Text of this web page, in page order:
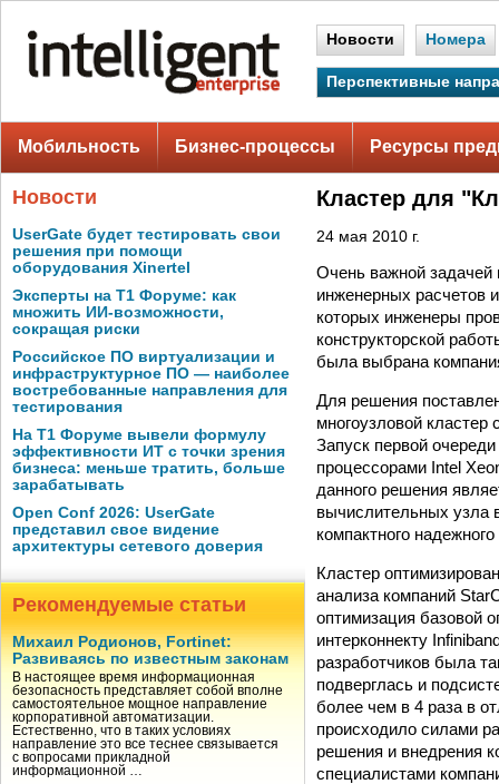
Новости Номера
Перспективные
Мобильность Бизнес-процессы Ресурсы
Новости
UserGate будет тестировать свои
решения при помощи
оборудования Xinertel
Эксперты на Т1 Форуме: как
множить ИИ-возможности,
сокращая риски
Российское ПО виртуализации и
инфраструктурное ПО — наиболее
востребованные направления для
тестирования
На Т1 Форуме вывели формулу
эффективности ИТ с точки зрения
бизнеса: меньше тратить, больше
зарабатывать
Open Conf 2026: UserGate
представил свое видение
архитектуры сетевого доверия
Рекомендуемые статьи
Михаил Родионов, Fortinet:
Развиваясь по известным законам
В настоящее время информационная
безопасность представляет собой вполне
самостоятельное мощное направление
корпоративной автоматизации.
Естественно, что в таких условиях
направление это все теснее связывается
с вопросами прикладной
информационной …
Кластер для
24 мая 2010 г.
Очень важной задачей
инженерных расчетов
которых инженеры
конструкторской
была выбрана
Для решения
многоузловой
Запуск первой
процессорами Intel
данного решения
вычислительных узла
компактного
Кластер
анализа компаний
оптимизация базовой
интерконнекту
разработчиков была
подверглась и
более чем в 4 раза в
происходило силами
решения и внедрения
специалистами